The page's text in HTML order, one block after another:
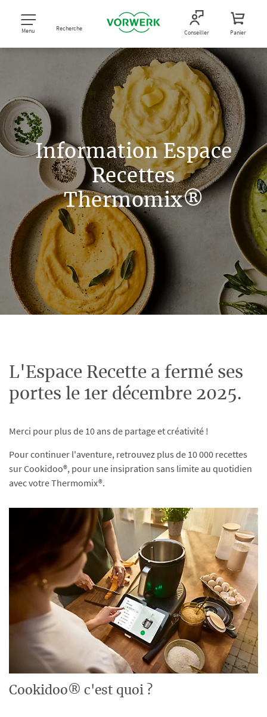
Menu Recherche Conseiller Panier
Information Espace
Recettes
Thermomix®
L'Espace Recette a fermé ses
portes le 1er décembre 2025.
Merci pour plus de 10 ans de partage et créativité !
Pour continuer l'aventure, retrouvez plus de 10 000 recettes
sur Cookidoo®, pour une insipration sans limite au quotidien
avec votre Thermomix®.
Cookidoo® c'est quoi ?